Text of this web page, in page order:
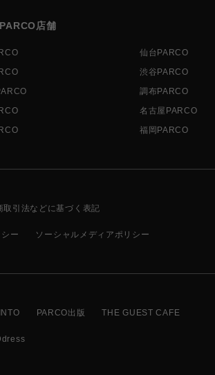
店舗
仙台PARCO
渋谷PARCO
調布PARCO
名古屋PARCO
福岡PARCO
取引法などに基づく表記
ー ソーシャルメディアポリシー
PARCO出版 THE GUEST CAFE